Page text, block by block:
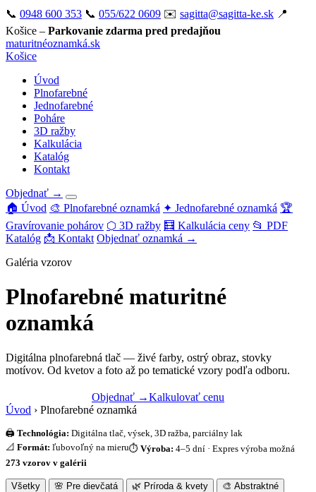
📞 0948 600 353 📞 055/622 0609 ✉️ sagitta@sagitta-ke.sk 📍
Košice – Parkovanie zdarma pred predajňou
maturitnéoznamká.sk
Košice
Úvod
Plnofarebné
Jednofarebné
Poháre
3D ražby
Kalkulácia
Katalóg
Kontakt
Objednať →
🏠 Úvod 🎨 Plnofarebné oznamká ✦ Jednofarebné oznamká 🏆
Gravírovanie pohárov ⬡ 3D ražby 🧮 Kalkulácia ceny 📂 PDF
Katalóg 📩 Kontakt Objednať oznamká →
Galéria vzorov
Plnofarebné maturitné
oznamká
Digitálna plnofarebná tlač — živé farby, ostrý obraz, stovky
motívov. Od kvetov a foto až po tematické vzory podľa odboru.
Objednať →Kalkulovať cenu
Úvod › Plnofarebné oznamká
🖨️ Technológia: Digitálna tlač, výsek, 3D ražba, parciálny lak
📐 Formát: ľubovoľný na mieru⏱️ Výroba: 4–5 dní · Expres výroba možná
273 vzorov v galérii
Všetky 🌸 Pre dievčatá 🌿 Príroda & kvety
🎨 Abstraktné